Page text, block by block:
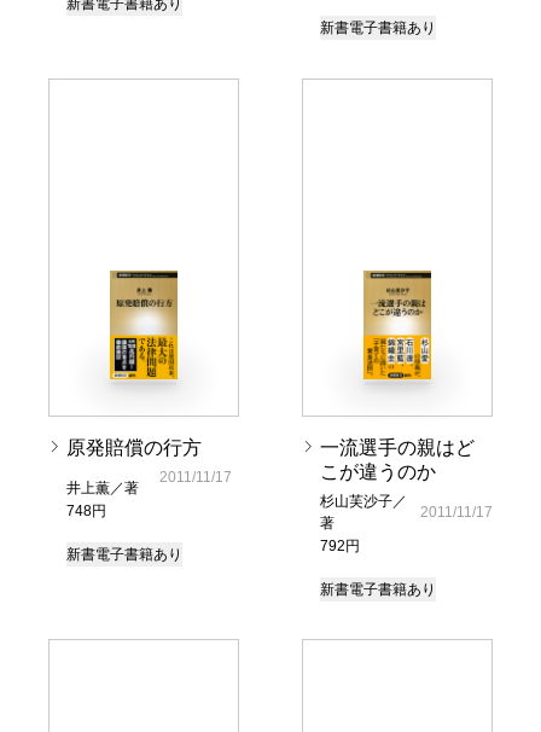
新書電子書籍あり
新書電子書籍あり
原発賠償の行方
井上薫／著
748円
2011/11/17
新書電子書籍あり
一流選手の親はど
こが違うのか
杉山芙沙子／
著
792円
2011/11/17
新書電子書籍あり